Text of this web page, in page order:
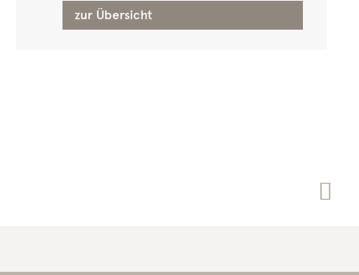
zur Übersicht
